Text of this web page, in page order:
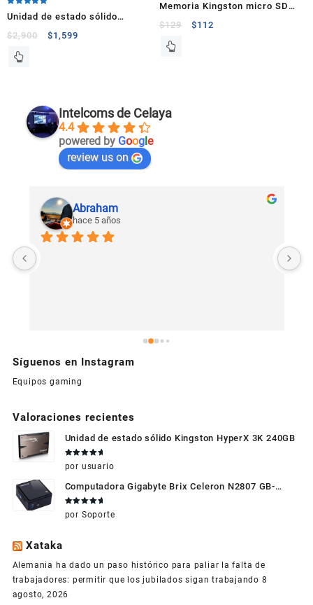
Valorado en
5.00
Unidad de estado sólido
Kingston HyperX 3K 240GB
$2,900 $1,599
Memoria Kingston micro SD
8gb
$129 $112
Intelcoms de Celaya
4.4
powered by Google
review us on
Abraham
hace 5 años
Síguenos en Instagram
Equipos gaming
Valoraciones recientes
Unidad de estado sólido Kingston HyperX 3K 240GB
en5 de 5
por usuario
Computadora Gigabyte Brix Celeron N2807 GB-
BXBT-2807 + WIFI + RAM de 4GB + HDD 500gb +
Windows 10
Valorado
en5 de 5
por Soporte
Xataka
Alemania ha dado un paso histórico para paliar la falta de
trabajadores: permitir que los jubilados sigan trabajando 8
agosto, 2026